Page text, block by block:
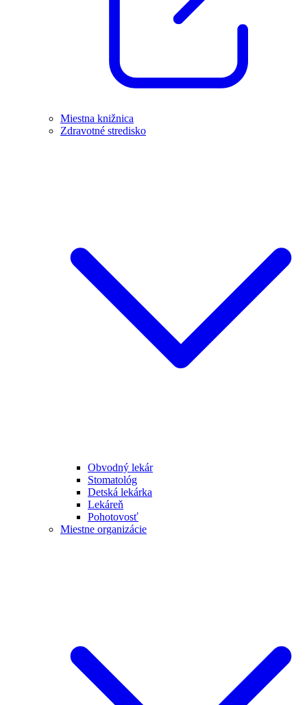
Miestna knižnica
Zdravotné stredisko
Obvodný lekár
Stomatológ
Detská lekárka
Lekáreň
Pohotovosť
Miestne organizácie